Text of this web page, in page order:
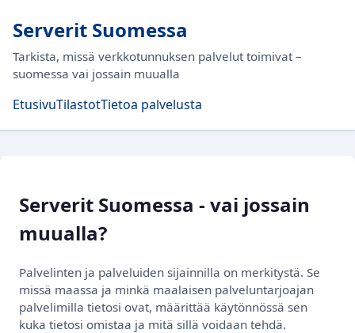
Serverit Suomessa
Tarkista, missä verkkotunnuksen palvelut toimivat –
suomessa vai jossain muualla
EtusivuTilastotTietoa palvelusta
Serverit Suomessa - vai jossain
muualla?
Palvelinten ja palveluiden sijainnilla on merkitystä. Se
missä maassa ja minkä maalaisen palveluntarjoajan
palvelimilla tietosi ovat, määrittää käytönnössä sen
kuka tietosi omistaa ja mitä sillä voidaan tehdä.